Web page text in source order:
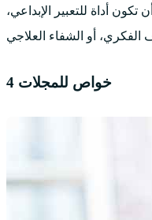
أداة للتعبير الإبداعي،
4 خواص للمجلات